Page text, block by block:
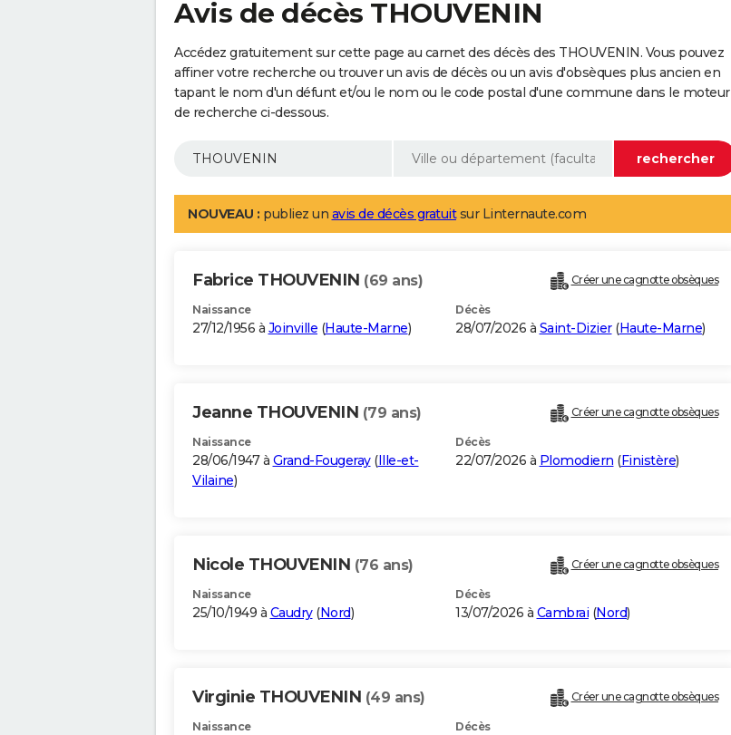
Avis de décès THOUVENIN
Accédez gratuitement sur cette page au carnet des décès des THOUVENIN. Vous pouvez
affiner votre recherche ou trouver un avis de décès ou un avis d'obsèques plus ancien en
tapant le nom d'un défunt et/ou le nom ou le code postal d'une commune dans le moteur
de recherche ci-dessous.
NOUVEAU : publiez un avis de décès gratuitsur Linternaute.com
Fabrice THOUVENIN (69 ans) Créer une cagnotte obsèques
Naissance
27/12/1956 à Joinville (Haute-Marne)
Décès
28/07/2026 à Saint-Dizier(Haute-Marne)
Jeanne THOUVENIN (79 ans) Créer une cagnotte obsèques
Naissance
28/06/1947 à Grand-Fougeray(Ille-et-
Vilaine)
Décès
22/07/2026 à Plomodiern (Finistère)
Nicole THOUVENIN (76 ans) Créer une cagnotte obsèques
Naissance
25/10/1949 à Caudry(Nord)
Décès
13/07/2026 à Cambrai (Nord)
Virginie THOUVENIN (49 ans) Créer une cagnotte obsèques
Naissance Décès